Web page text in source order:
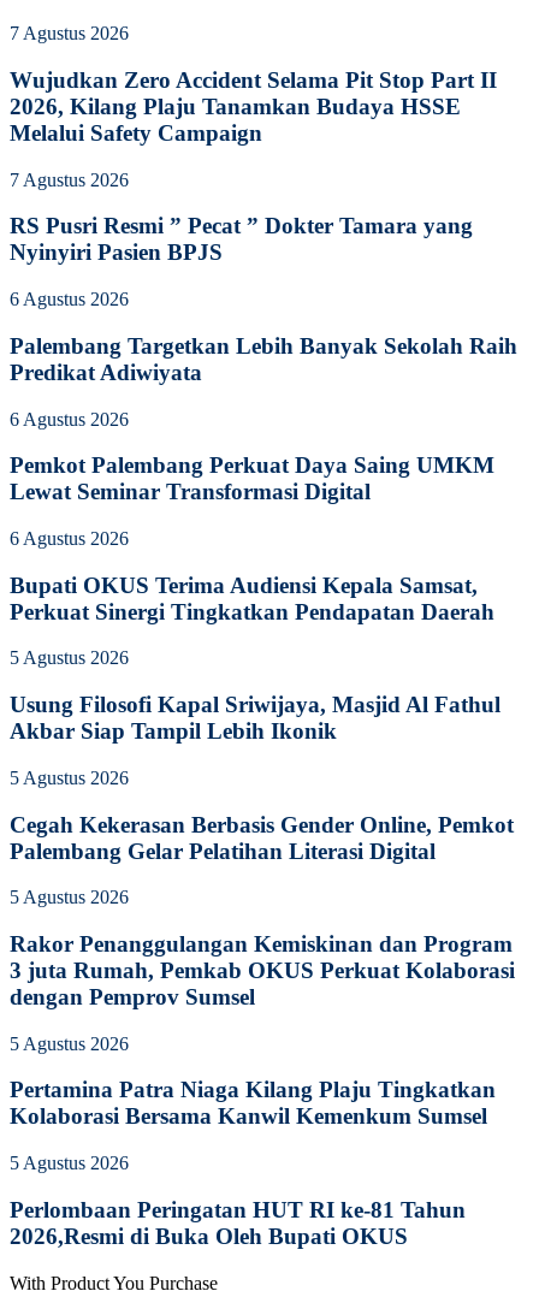
7 Agustus 2026
Wujudkan Zero Accident Selama Pit Stop Part II
2026, Kilang Plaju Tanamkan Budaya HSSE
Melalui Safety Campaign
7 Agustus 2026
RS Pusri Resmi ” Pecat ” Dokter Tamara yang
Nyinyiri Pasien BPJS
6 Agustus 2026
Palembang Targetkan Lebih Banyak Sekolah Raih
Predikat Adiwiyata
6 Agustus 2026
Pemkot Palembang Perkuat Daya Saing UMKM
Lewat Seminar Transformasi Digital
6 Agustus 2026
Bupati OKUS Terima Audiensi Kepala Samsat,
Perkuat Sinergi Tingkatkan Pendapatan Daerah
5 Agustus 2026
Usung Filosofi Kapal Sriwijaya, Masjid Al Fathul
Akbar Siap Tampil Lebih Ikonik
5 Agustus 2026
Cegah Kekerasan Berbasis Gender Online, Pemkot
Palembang Gelar Pelatihan Literasi Digital
5 Agustus 2026
Rakor Penanggulangan Kemiskinan dan Program
3 juta Rumah, Pemkab OKUS Perkuat Kolaborasi
dengan Pemprov Sumsel
5 Agustus 2026
Pertamina Patra Niaga Kilang Plaju Tingkatkan
Kolaborasi Bersama Kanwil Kemenkum Sumsel
5 Agustus 2026
Perlombaan Peringatan HUT RI ke-81 Tahun
2026,Resmi di Buka Oleh Bupati OKUS
With Product You Purchase